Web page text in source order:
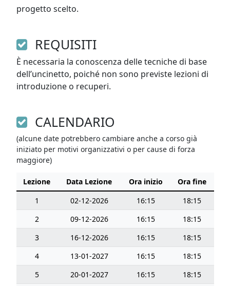
progetto scelto.
REQUISITI
È necessaria la conoscenza delle tecniche di base
dell’uncinetto, poiché non sono previste lezioni di
introduzione o recuperi.
CALENDARIO
(alcune date potrebbero cambiare anche a corso già
iniziato per motivi organizzativi o per cause di forza
maggiore)
Lezione Data Lezione Ora inizio
Ora fine
1
02-12-2026 16:15
18:15
2
09-12-2026 16:15
18:15
3
16-12-2026 16:15
18:15
4
13-01-2027 16:15
18:15
5
20-01-2027 16:15
18:15